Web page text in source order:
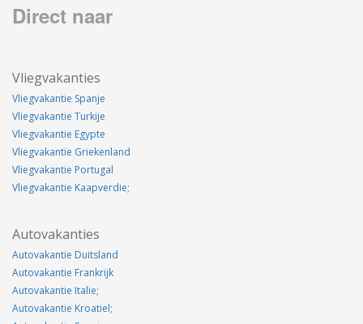
Direct naar
Vliegvakanties
Vliegvakantie Spanje
Vliegvakantie Turkije
Vliegvakantie Egypte
Vliegvakantie Griekenland
Vliegvakantie Portugal
Vliegvakantie Kaapverdie;
Autovakanties
Autovakantie Duitsland
Autovakantie Frankrijk
Autovakantie Italie;
Autovakantie Kroatiel;